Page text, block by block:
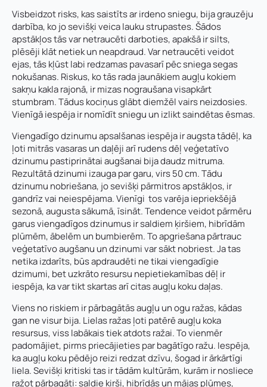
Visbeidzot risks, kas saistīts ar irdeno sniegu, bija grauzēju
darbība, ko jo sevišķi veica lauku strupastes. Šādos
apstākļos tās var netraucēti darboties, apakšā ir silts,
plēsēji klāt netiek un neapdraud. Var netraucēti veidot
ejas, tās kļūst labi redzamas pavasarī pēc sniega segas
nokušanas. Riskus, ko tās rada jaunākiem augļu kokiem
sakņu kakla rajonā, ir mizas nograušana visapkārt
stumbram. Tādus kociņus glābt diemžēl vairs neizdosies.
Vienīgā iespēja ir nomīdīt sniegu un izlikt saindētas ēsmas.
Viengadīgo dzinumu apsalšanas iespēja ir augsta tādēļ, ka
ļoti mitrās vasaras un daļēji arī rudens dēļ veģetatīvo
dzinumu pastiprinātai augšanai bija daudz mitruma.
Rezultātā dzinumi izauga par garu, virs 50 cm. Tādu
dzinumu nobriešana, jo sevišķi pārmitros apstākļos, ir
gandrīz vai neiespējama. Vienīgi tos varēja iepriekšējā
sezonā, augusta sākumā, īsināt. Tendence veidot pārmēru
garus viengadīgos dzinumus ir saldiem ķiršiem, hibrīdām
plūmēm, ābelēm un bumbierēm. To apgriešana pārtrauc
veģetatīvo augšanu un dzinumi var sākt nobriest. Ja tas
netika izdarīts, būs apdraudēti ne tikai viengadīgie
dzimumi, bet uzkrāto resursu nepietiekamības dēļ ir
iespēja, ka var tikt skartas arī citas augļu koku daļas.
Viens no riskiem ir pārbagātās augļu un ogu ražas, kādas
gan ne visur bija. Lielas ražas ļoti patērē augļu koka
resursus, viss labākais tiek atdots ražai. To vienmēr
padomājiet, pirms priecājieties par bagātīgo ražu. Iespēja,
ka augļu koku pēdējo reizi redzat dzīvu, šogad ir ārkārtīgi
liela. Sevišķi kritiski tas ir tādām kultūrām, kurām ir nosliece
ražot pārbagāti: saldie ķirši, hibrīdās un mājas plūmes,